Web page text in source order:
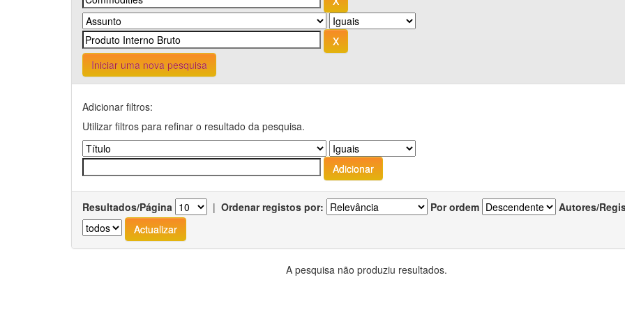
Iniciar uma nova pesquisa
Adicionar filtros:
Utilizar filtros para refinar o resultado da pesquisa.
Resultados/Página | Ordenar registos por: Por ordem Autores/
A pesquisa não produziu resultados.